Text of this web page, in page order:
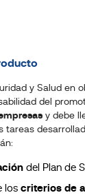
y Salud en
del
y debe
tareas
del Plan de
los criterios de